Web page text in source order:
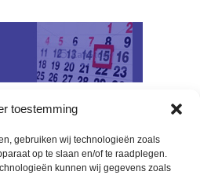
toestemming
gebruiken wij technologieën zoals
op te slaan en/of te raadplegen.
kunnen wij gegevens zoals
april 2020